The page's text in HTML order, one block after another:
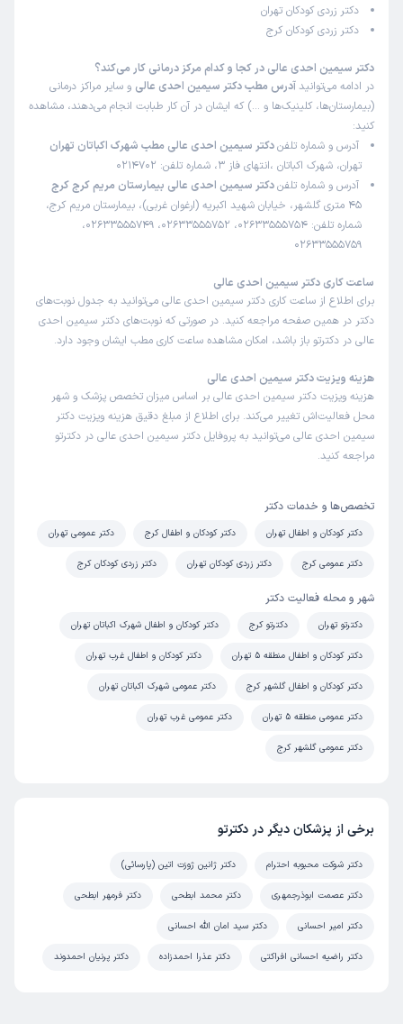
دکتر زردی کودکان تهران
دکتر زردی کودکان کرج
دکتر سیمین احدی عالی در کجا و کدام مرکز درمانی کار می‌کند؟
در ادامه می‌توانید آدرس مطب دکتر سیمین احدی عالی و سایر مراکز درمانی
(بیمارستان‌ها، کلینیک‌ها و …) که ایشان در آن کار طبابت انجام می‌دهند، مشاهده
کنید:
آدرس و شماره تلفندکتر سیمین احدی عالی مطب شهرک اکباتان تهران
تهران، شهرک اکباتان ،انتهای فاز 3، شماره تلفن: 0214702
آدرس و شماره تلفندکتر سیمین احدی عالی بیمارستان مریم کرج کرج
45 متری گلشهر، خیابان شهید اکبریه (ارغوان غربی)، بیمارستان مریم کرج،
شماره تلفن: 02633555754، 02633555752، 02633555749،
02633555759
ساعت کاری دکتر سیمین احدی عالی
برای اطلاع از ساعت کاری دکتر سیمین احدی عالی می‌توانید به جدول نوبت‌های
دکتر در همین صفحه مراجعه کنید. در صورتی که نوبت‌های دکتر سیمین احدی
عالی در دکترتو باز باشد، امکان مشاهده ساعت کاری مطب ایشان وجود دارد.
هزینه ویزیت دکتر سیمین احدی عالی
هزینه ویزیت دکتر سیمین احدی عالی بر اساس میزان تخصص پزشک و شهر
محل فعالیت‌اش تغییر می‌کند. برای اطلاع از مبلغ دقیق هزینه ویزیت دکتر
سیمین احدی عالی می‌توانید به پروفایل دکتر سیمین احدی عالی در دکترتو
مراجعه کنید.
تخصص‌ها و خدمات دکتر
دکتر کودکان و اطفال تهران دکتر کودکان و اطفال کرج دکتر عمومی تهران
دکتر عمومی کرج دکتر زردی کودکان تهران دکتر زردی کودکان کرج
شهر و محله فعالیت دکتر
دکترتو تهران دکترتو کرج دکتر کودکان و اطفال شهرک اکباتان تهران
دکتر کودکان و اطفال منطقه 5 تهران دکتر کودکان و اطفال غرب تهران
دکتر کودکان و اطفال گلشهر کرج دکتر عمومی شهرک اکباتان تهران
دکتر عمومی منطقه 5 تهران دکتر عمومی غرب تهران
دکتر عمومی گلشهر کرج
برخی از پزشکان دیگر در دکترتو
دکتر شوکت محبوبه احترام دکتر ژانین ژوزت اتین (پارسائی)
دکتر عصمت ابوذرجمهری دکتر محمد ابطحی دکتر فرمهر ابطحی
دکتر امیر احسانی دکتر سید امان الله احسانی
دکتر راضیه احسانی افراکتی دکتر عذرا احمدزاده دکتر پرنیان احمدوند